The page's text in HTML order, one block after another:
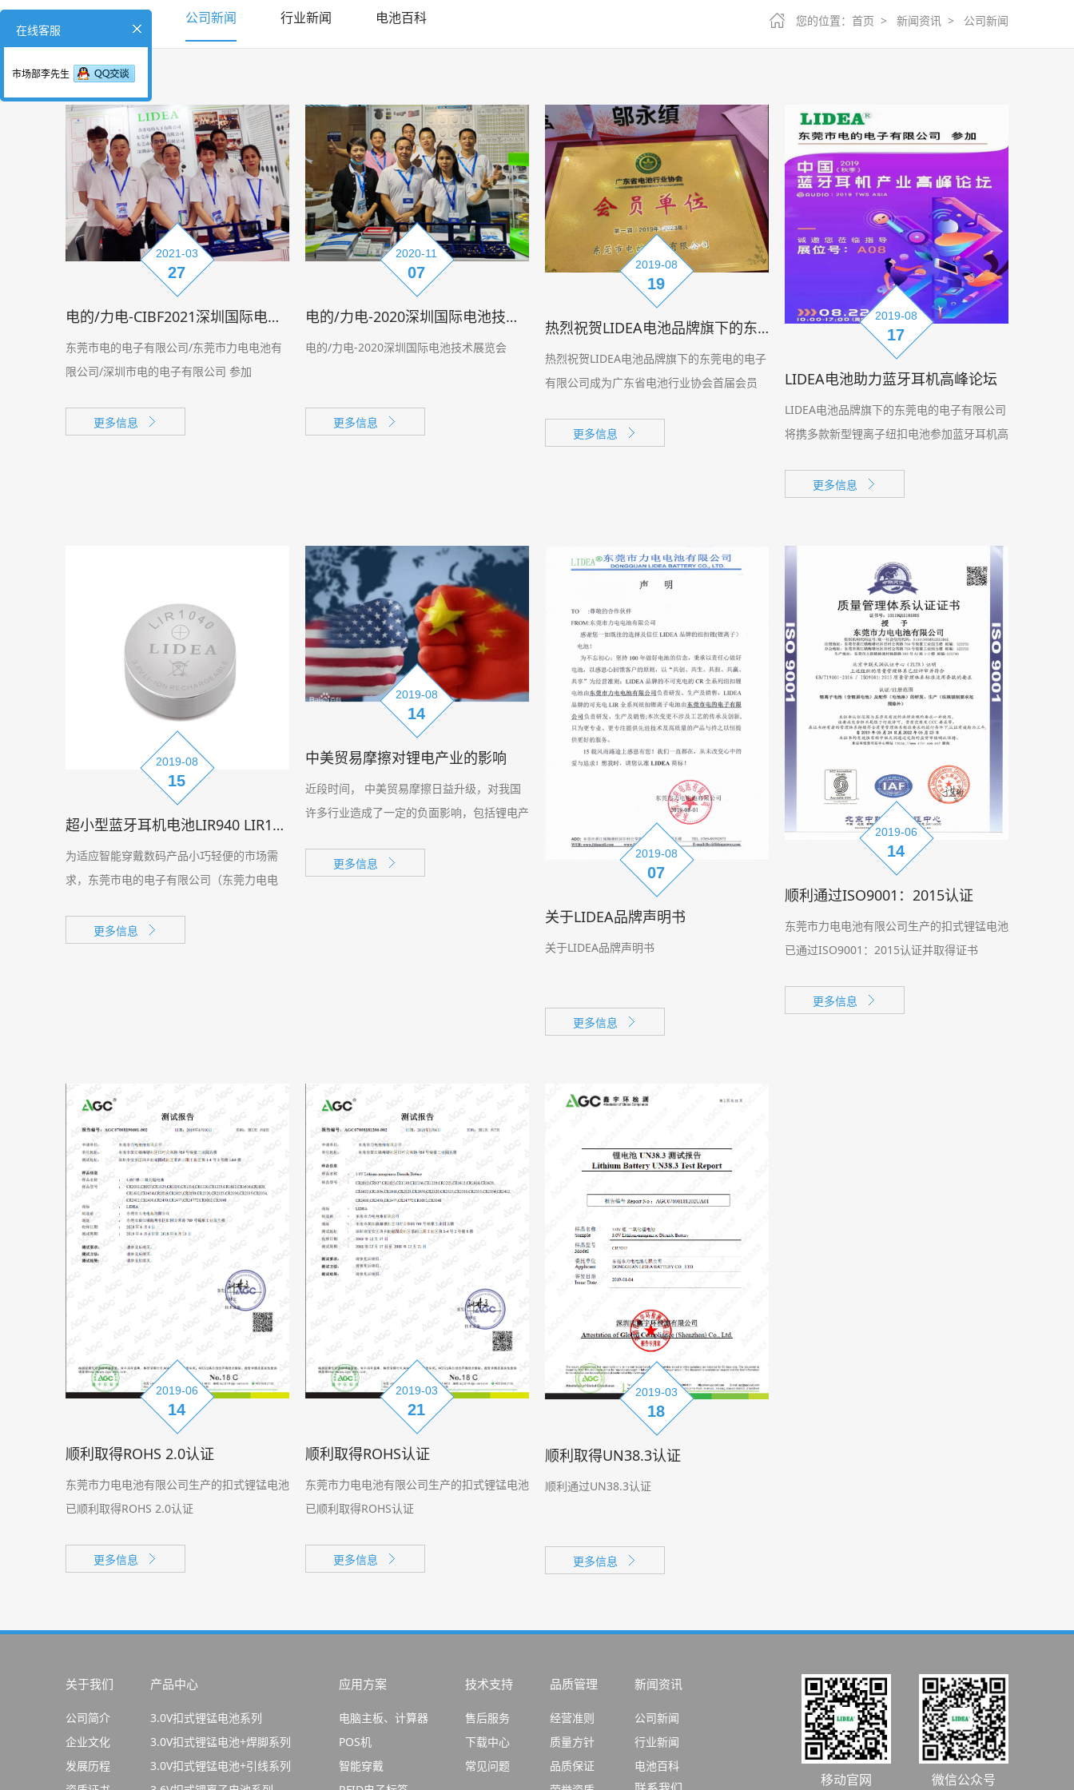
您的位置： 首页 > 新闻资讯 > 公司新闻
公司新闻 行业新闻 电池百科
2021-03
27
电的/力电-CIBF2021深圳国际电池技术展览会
东莞市电的电子有限公司/东莞市力电电池有
限公司/深圳市电的电子有限公司 参加
场展出效果达到大家的一致认可！
更多信息
2020-11
07
电的/力电-2020深圳国际电池技术展览会
电的/力电-2020深圳国际电池技术展览会
更多信息
2019-08
19
热烈祝贺LIDEA电池品牌旗下的东莞电的电子有限公司成为广东省电池行业协会首届会员
热烈祝贺LIDEA电池品牌旗下的东莞电的电子
有限公司成为广东省电池行业协会首届会员
更多信息
2019-08
17
LIDEA电池助力蓝牙耳机高峰论坛
LIDEA电池品牌旗下的东莞电的电子有限公司
将携多款新型锂离子纽扣电池参加蓝牙耳机高
池容量、储存、循环、倍率等方面能达到有效
平衡，力求满足日益发展的蓝牙耳机最新需
更多信息
2019-08
15
超小型蓝牙耳机电池LIR940 LIR1040等小微型号批量下线
为适应智能穿戴数码产品小巧轻便的市场需
求，东莞市电的电子有限公司（东莞力电电
的研发和改进，目前，LIR940
更多信息
2019-08
14
中美贸易摩擦对锂电产业的影响
近段时间， 中美贸易摩擦日益升级，对我国
许多行业造成了一定的负面影响，包括锂电产
更多信息
2019-08
07
关于LIDEA品牌声明书
关于LIDEA品牌声明书
更多信息
2019-06
14
顺利通过ISO9001：2015认证
东莞市力电电池有限公司生产的扣式锂锰电池
已通过ISO9001：2015认证并取得证书
更多信息
2019-06
14
顺利取得ROHS 2.0认证
东莞市力电电池有限公司生产的扣式锂锰电池
已顺利取得ROHS 2.0认证
更多信息
2019-03
21
顺利取得ROHS认证
东莞市力电电池有限公司生产的扣式锂锰电池
已顺利取得ROHS认证
更多信息
2019-03
18
顺利取得UN38.3认证
顺利通过UN38.3认证
更多信息
关于我们
公司简介
企业文化
发展历程
产品中心
3.0V扣式锂锰电池系列
3.0V扣式锂锰电池+焊脚系列
3.0V扣式锂锰电池+引线系列
应用方案
电脑主板、计算器
POS机
智能穿戴
技术支持
售后服务
下载中心
常见问题
品质管理
经营准则
质量方针
品质保证
新闻资讯
公司新闻
行业新闻
电池百科
微信公众号
移动官网
在线客服
市场部李先生